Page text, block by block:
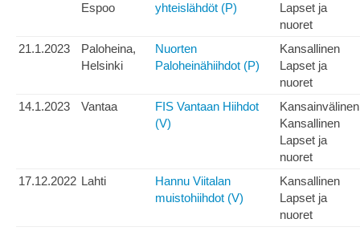
Espoo
yhteislähdöt (P)
Lapset ja
nuoret
21.1.2023
Paloheina,
Helsinki
Nuorten
Paloheinähiihdot (P)
Kansallinen
Lapset ja
nuoret
14.1.2023
Vantaa
FIS Vantaan Hiihdot
(V)
Kansainvälinen
Kansallinen
Lapset ja
nuoret
17.12.2022 Lahti
Hannu Viitalan
muistohiihdot (V)
Kansallinen
Lapset ja
nuoret